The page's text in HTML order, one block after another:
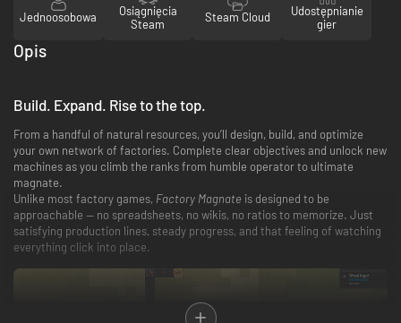
Jednoosobowa
Osiągnięcia
Steam
Steam Cloud
Udostępnianie
gier
Opis
Build. Expand. Rise to the top.
From a handful of natural resources, you’ll design, build, and optimize
your own network of factories. Complete clear objectives and unlock new
machines as you climb the ranks from humble operator to ultimate
magnate.
Unlike most factory games, Factory Magnate is designed to be
approachable — no spreadsheets, no wikis, no ratios to memorize. Just
satisfying production lines, steady progress, and that feeling of watching
everything click into place.